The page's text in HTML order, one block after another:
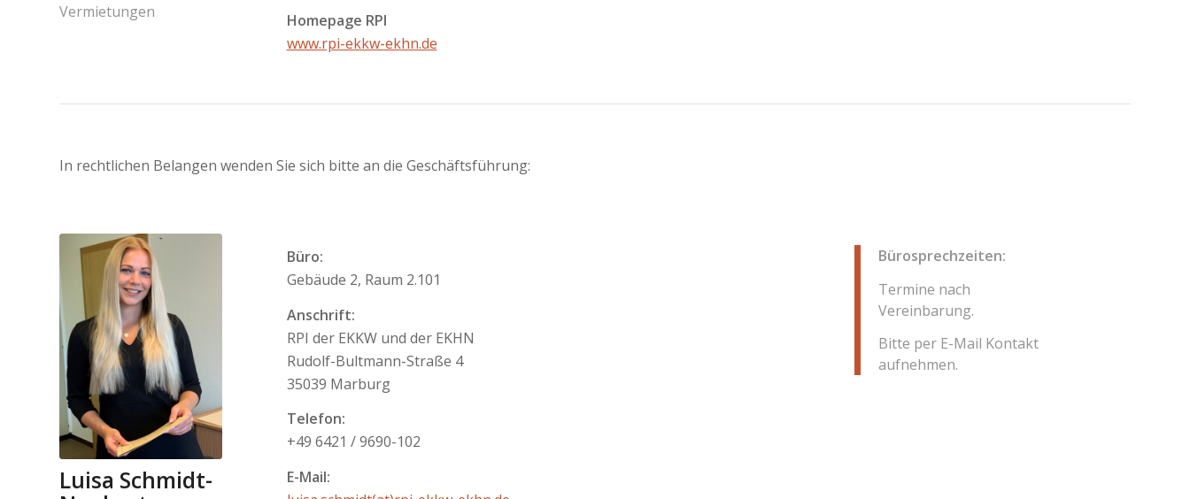
Vermietungen
Homepage RPI
www.rpi-ekkw-ekhn.de
In rechtlichen Belangen wenden Sie sich bitte an die Geschäftsführung:
Luisa Schmidt-
Büro:
Gebäude 2, Raum 2.101
Anschrift:
RPI der EKKW und der EKHN
Rudolf-Bultmann-Straße 4
35039 Marburg
Telefon:
+49 6421 / 9690-102
E-Mail:
Bürosprechzeiten:
Termine nach
Vereinbarung.
Bitte per E-Mail Kontakt
aufnehmen.